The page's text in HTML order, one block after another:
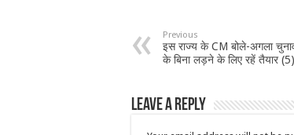
Previous
इस राज्य के CM बोले-अगला
के बिना लड़ने के लिए रहें तैयार (5)
Leave a Reply